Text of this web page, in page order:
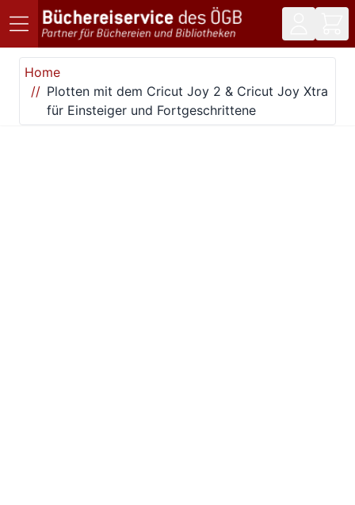
Direkt zum Inhalt
Home
Plotten mit dem Cricut Joy 2 & Cricut Joy Xtra
für Einsteiger und Fortgeschrittene